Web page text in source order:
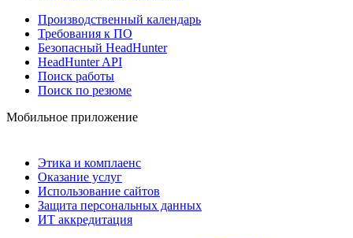
Производственный календарь
Требования к ПО
Безопасный HeadHunter
HeadHunter API
Поиск работы
Поиск по резюме
Мобильное приложение
Этика и комплаенс
Оказание услуг
Использование сайтов
Защита персональных данных
ИТ аккредитация